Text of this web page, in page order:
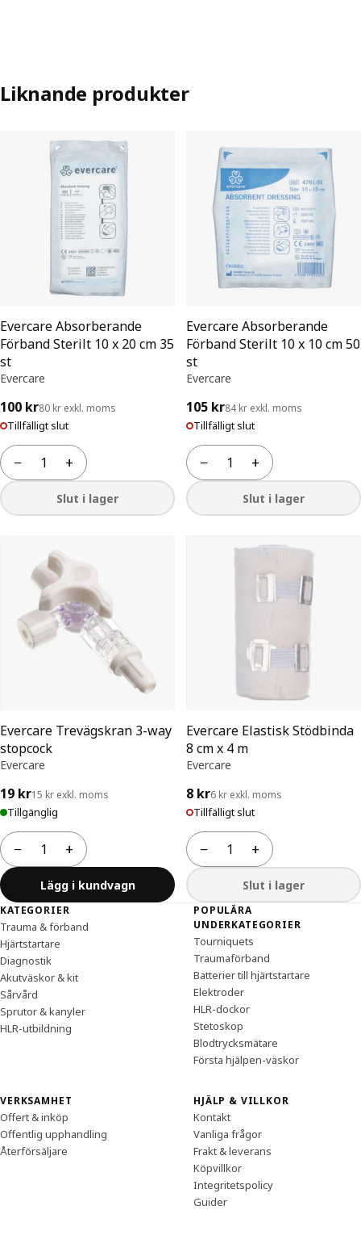
Liknande produkter
Evercare Absorberande
Förband Sterilt 10 x 20 cm 35
st
Evercare
100 kr80 kr exkl. moms
Tillfälligt slut
−
Antal +
Slut i lager
Evercare Absorberande
Förband Sterilt 10 x 10 cm 50
st
Evercare
105 kr84 kr exkl. moms
Tillfälligt slut
−
Antal +
Slut i lager
Evercare Trevägskran 3-way
stopcock
Evercare
19 kr15 kr exkl. moms
Tillgänglig
−
Antal +
Lägg i kundvagn
Evercare Elastisk Stödbinda
8 cm x 4 m
Evercare
8 kr6 kr exkl. moms
Tillfälligt slut
−
Antal +
Slut i lager
Sidfot
KATEGORIER
Trauma & förband
Hjärtstartare
Diagnostik
Akutväskor & kit
Sårvård
Sprutor & kanyler
HLR-utbildning
POPULÄRA
UNDERKATEGORIER
Tourniquets
Traumaförband
Batterier till hjärtstartare
Elektroder
HLR-dockor
Stetoskop
Blodtrycksmätare
Första hjälpen-väskor
VERKSAMHET
Offert & inköp
Offentlig upphandling
Återförsäljare
HJÄLP & VILLKOR
Kontakt
Vanliga frågor
Frakt & leverans
Köpvillkor
Integritetspolicy
Guider